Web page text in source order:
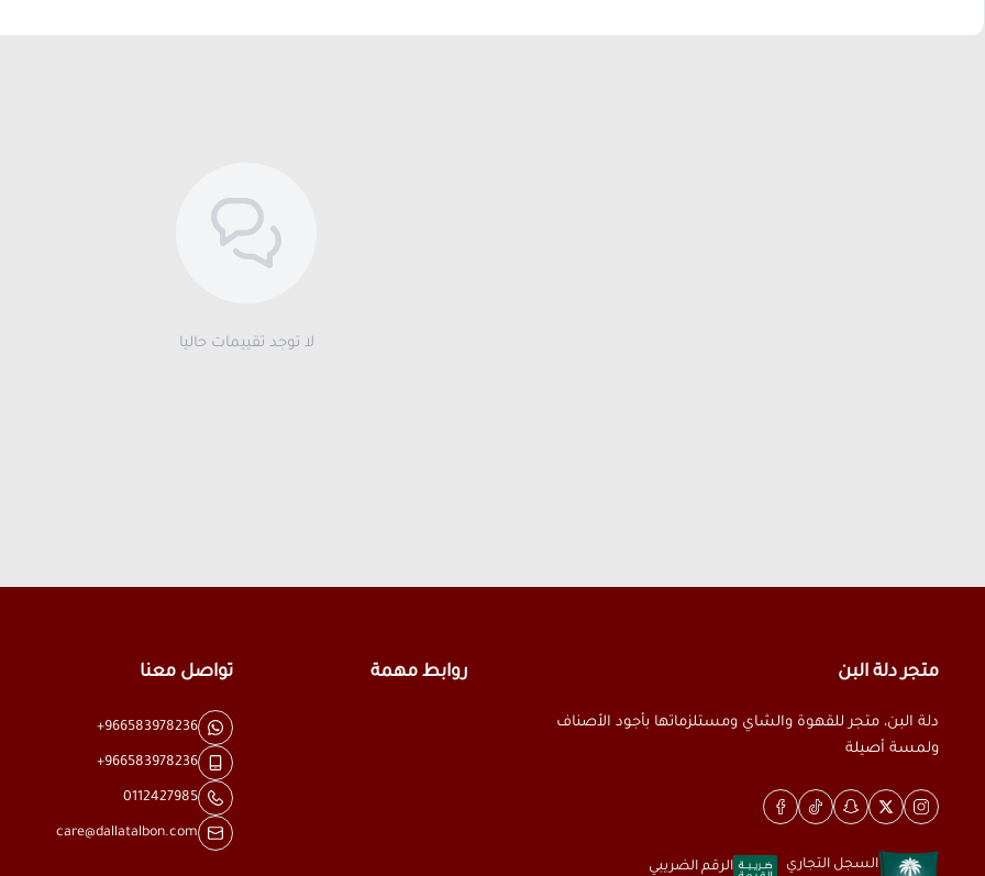
لا توجد تقييمات حاليا
متجر دلة البن
دلة البن، متجر للقهوة والشاي ومستلزماتها بأجود الأصناف
ولمسة أصيلة
السجل التجاري الرقم الضريبي
روابط مهمة تواصل معنا
+966583978236
+966583978236
0112427985
care@dallatalbon.com